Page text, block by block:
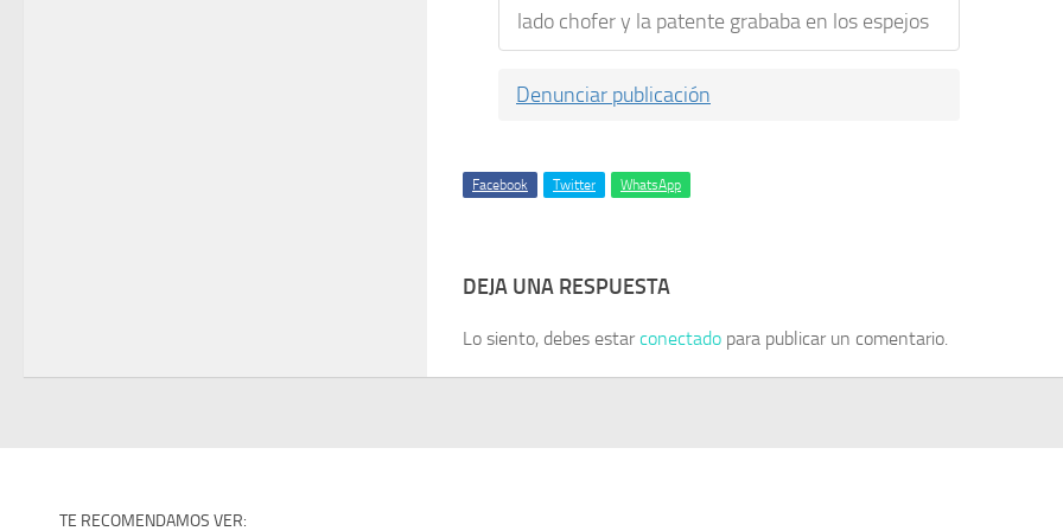
lado chofer y la patente grababa en los espejos
Denunciar publicación
Facebook Twitter WhatsApp
DEJA UNA RESPUESTA
Lo siento, debes estarconectado para publicar un comentario.
TE RECOMENDAMOS VER: